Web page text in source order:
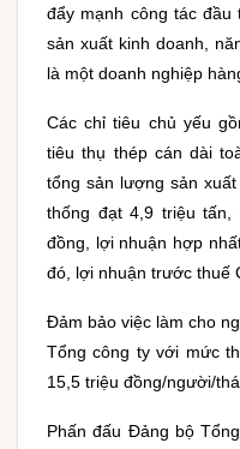
đẩy mạnh công tác
sản xuất kinh doanh,
là một doanh nghiệp
Các chỉ tiêu chủ yếu
tiêu thụ thép cán dài
tổng sản lượng sản
thống đạt 4,9 triệu
đồng, lợi nhuận hợp
đó, lợi nhuận trước thuế
Đảm bảo việc làm cho
Tổng công ty với mức
15,5 triệu đồng/người/
Phấn đấu Đảng bộ